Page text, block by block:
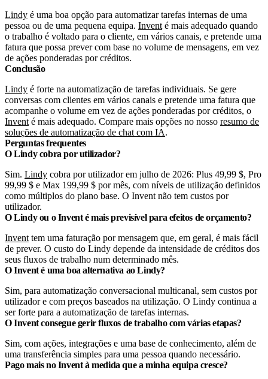
Lindy é uma boa opção para automatizar tarefas internas de uma
pessoa ou de uma pequena equipa. Invent é mais adequado quando
o trabalho é voltado para o cliente, em vários canais, e pretende uma
fatura que possa prever com base no volume de mensagens, em vez
de ações ponderadas por créditos.
Conclusão
Lindy é forte na automatização de tarefas individuais. Se gere
conversas com clientes em vários canais e pretende uma fatura que
acompanhe o volume em vez de ações ponderadas por créditos, o
Invent é mais adequado. Compare mais opções no nosso resumo de
soluções de automatização de chat com IA.
Perguntas frequentes
O Lindy cobra por utilizador?
Sim. Lindy cobra por utilizador em julho de 2026: Plus 49,99 $, Pro
99,99 $ e Max 199,99 $ por mês, com níveis de utilização definidos
como múltiplos do plano base. O Invent não tem custos por
utilizador.
O Lindy ou o Invent é mais previsível para efeitos de orçamento?
Invent tem uma faturação por mensagem que, em geral, é mais fácil
de prever. O custo do Lindy depende da intensidade de créditos dos
seus fluxos de trabalho num determinado mês.
O Invent é uma boa alternativa ao Lindy?
Sim, para automatização conversacional multicanal, sem custos por
utilizador e com preços baseados na utilização. O Lindy continua a
ser forte para a automatização de tarefas internas.
O Invent consegue gerir fluxos de trabalho com várias etapas?
Sim, com ações, integrações e uma base de conhecimento, além de
uma transferência simples para uma pessoa quando necessário.
Pago mais no Invent à medida que a minha equipa cresce?